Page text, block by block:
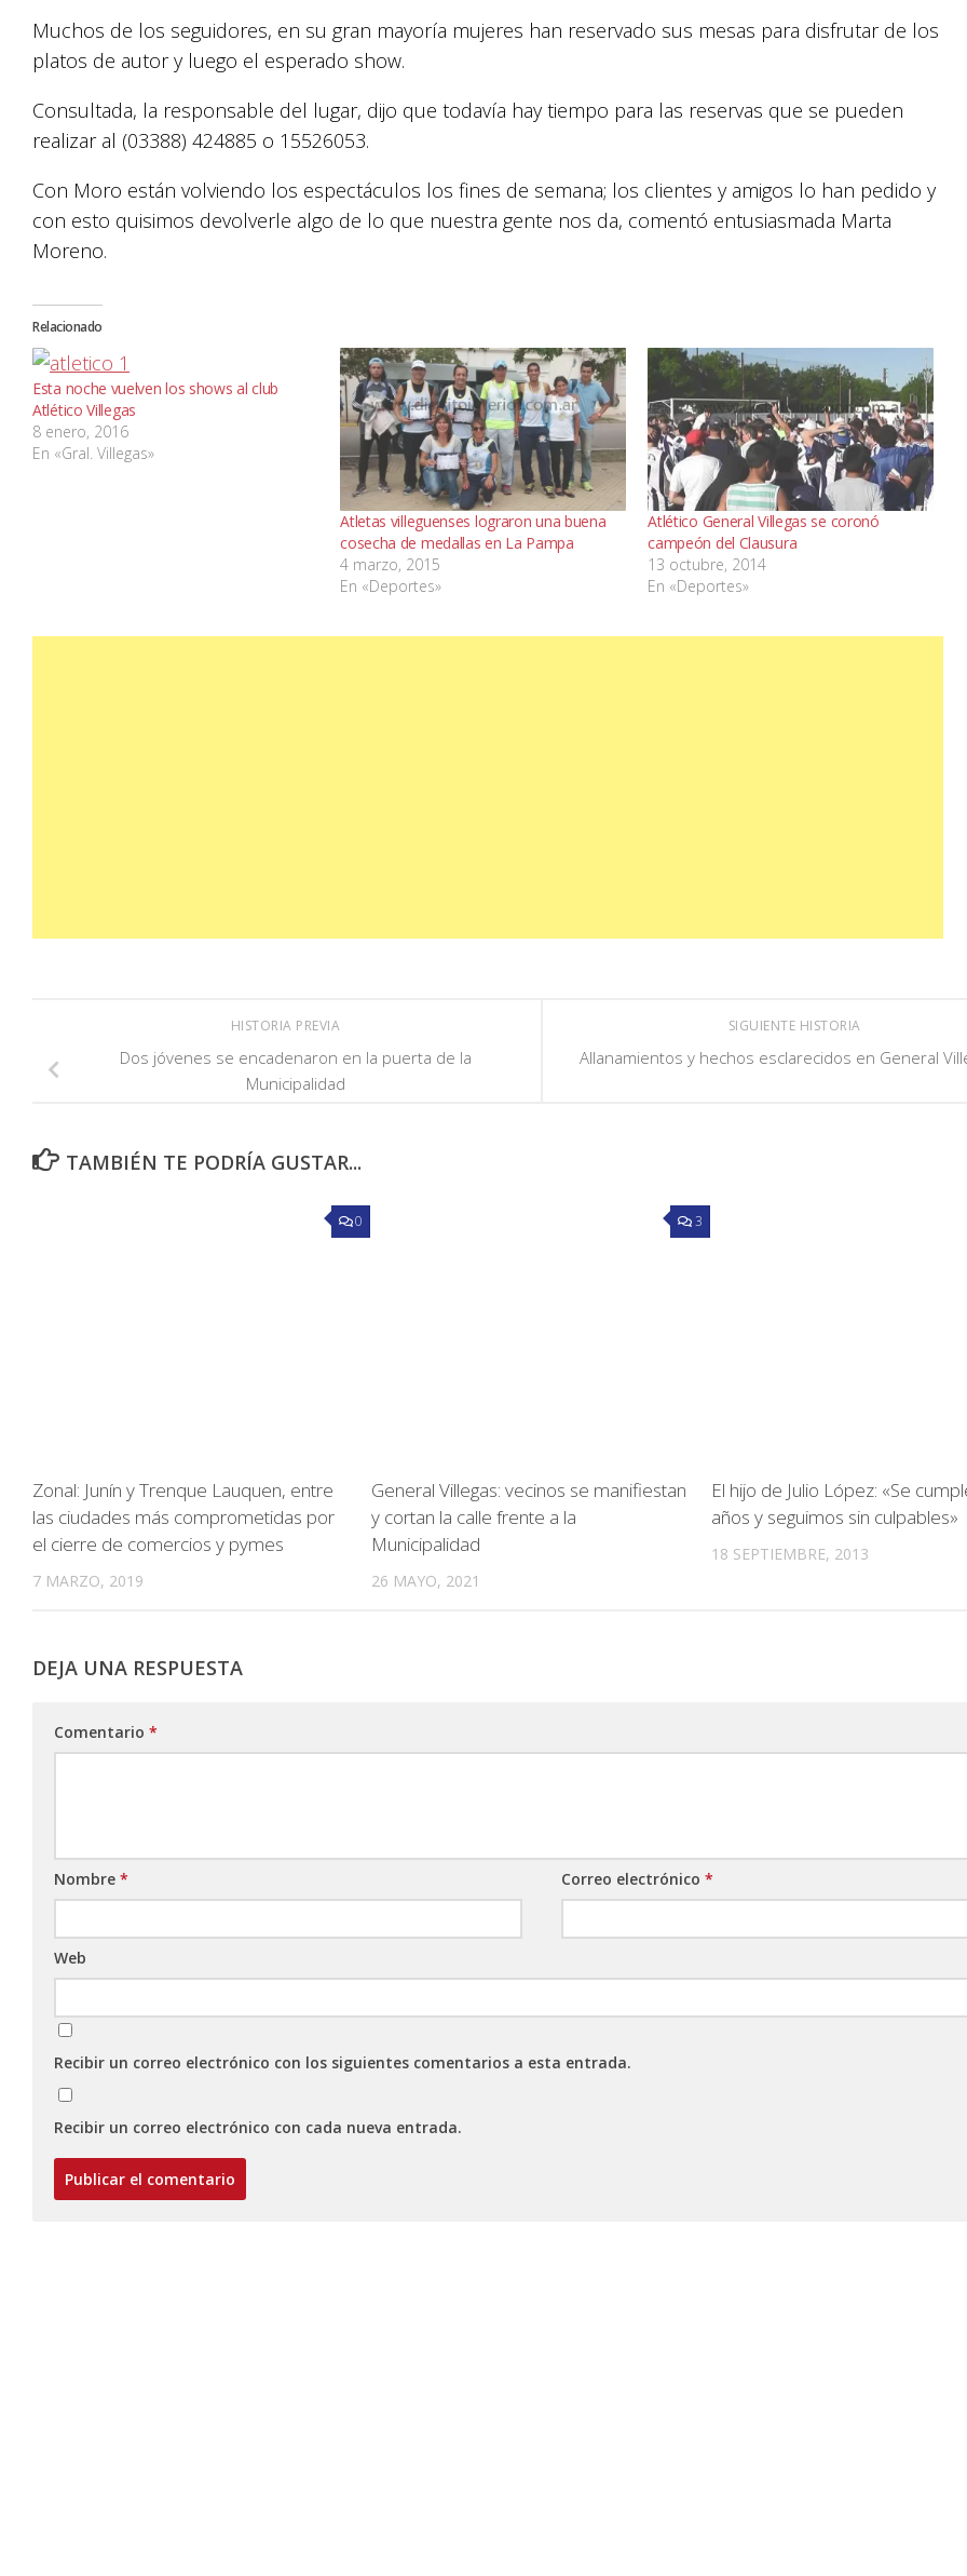
Muchos de los seguidores, en su gran mayoría mujeres han reservado sus mesas para disfrutar de los
platos de autor y luego el esperado show.
Consultada, la responsable del lugar, dijo que todavía hay tiempo para las reservas que se pueden
realizar al (03388) 424885 o 15526053.
Con Moro están volviendo los espectáculos los fines de semana; los clientes y amigos lo han pedido y
con esto quisimos devolverle algo de lo que nuestra gente nos da, comentó entusiasmada Marta
Moreno.
Relacionado
Esta noche vuelven los shows al club
Atlético Villegas
8 enero, 2016
En «Gral. Villegas»
Atletas villeguenses lograron una buena
cosecha de medallas en La Pampa
4 marzo, 2015
En «Deportes»
Atlético General Villegas se coronó
campeón del Clausura
13 octubre, 2014
En «Deportes»
SIGUIENTE HISTORIA
Allanamientos y hechos esclarecidos en General
HISTORIA PREVIA
Dos jóvenes se encadenaron en la puerta de la
Municipalidad
TAMBIÉN TE PODRÍA GUSTAR...
0
Zonal: Junín y Trenque Lauquen, entre
las ciudades más comprometidas por
el cierre de comercios y pymes
7 MARZO, 2019
3
General Villegas: vecinos se manifiestan
y cortan la calle frente a la
Municipalidad
26 MAYO, 2021
El hijo de Julio López: «Se
años y seguimos sin culpables»
18 SEPTIEMBRE, 2013
DEJA UNA RESPUESTA
Comentario *
Nombre * Correo electrónico*
Web
Recibir un correo electrónico con los siguientes comentarios a esta entrada.
Recibir un correo electrónico con cada nueva entrada.